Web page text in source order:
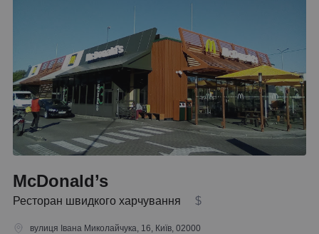
McDonald’s
Ресторан швидкого харчування $
вулиця Івана Миколайчука, 16, Київ, 02000